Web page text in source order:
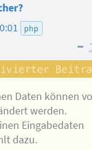
php
–
Daten können
werden.
Eingabedaten
dazu.